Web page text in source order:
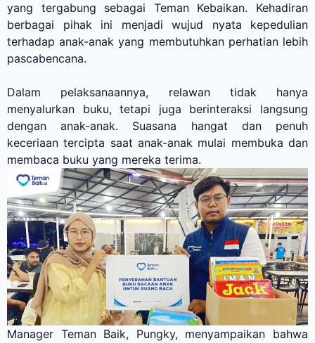
yang tergabung sebagai Teman Kebaikan. Kehadiran
berbagai pihak ini menjadi wujud nyata kepedulian
terhadap anak-anak yang membutuhkan perhatian lebih
pascabencana.
Dalam pelaksanaannya, relawan tidak hanya
menyalurkan buku, tetapi juga berinteraksi langsung
dengan anak-anak. Suasana hangat dan penuh
keceriaan tercipta saat anak-anak mulai membuka dan
membaca buku yang mereka terima.
Manager Teman Baik, Pungky, menyampaikan bahwa